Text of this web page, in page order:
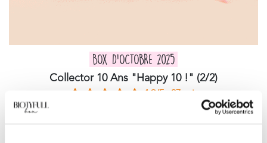
BOX D'OCTOBRE 2025
Collector 10 Ans "Happy 10 !" (2/2)